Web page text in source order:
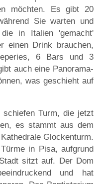
möchten. Es gibt 20
Sie warten und
in Italien 'gemacht'
einen Drink brauchen,
6 Bars und 3
auch eine Panorama-
was geschieht auf
Turm, die jetzt
es stammt aus dem
Glockenturm.
in Pisa, aufgrund
sitzt auf. Der Dom
und hat